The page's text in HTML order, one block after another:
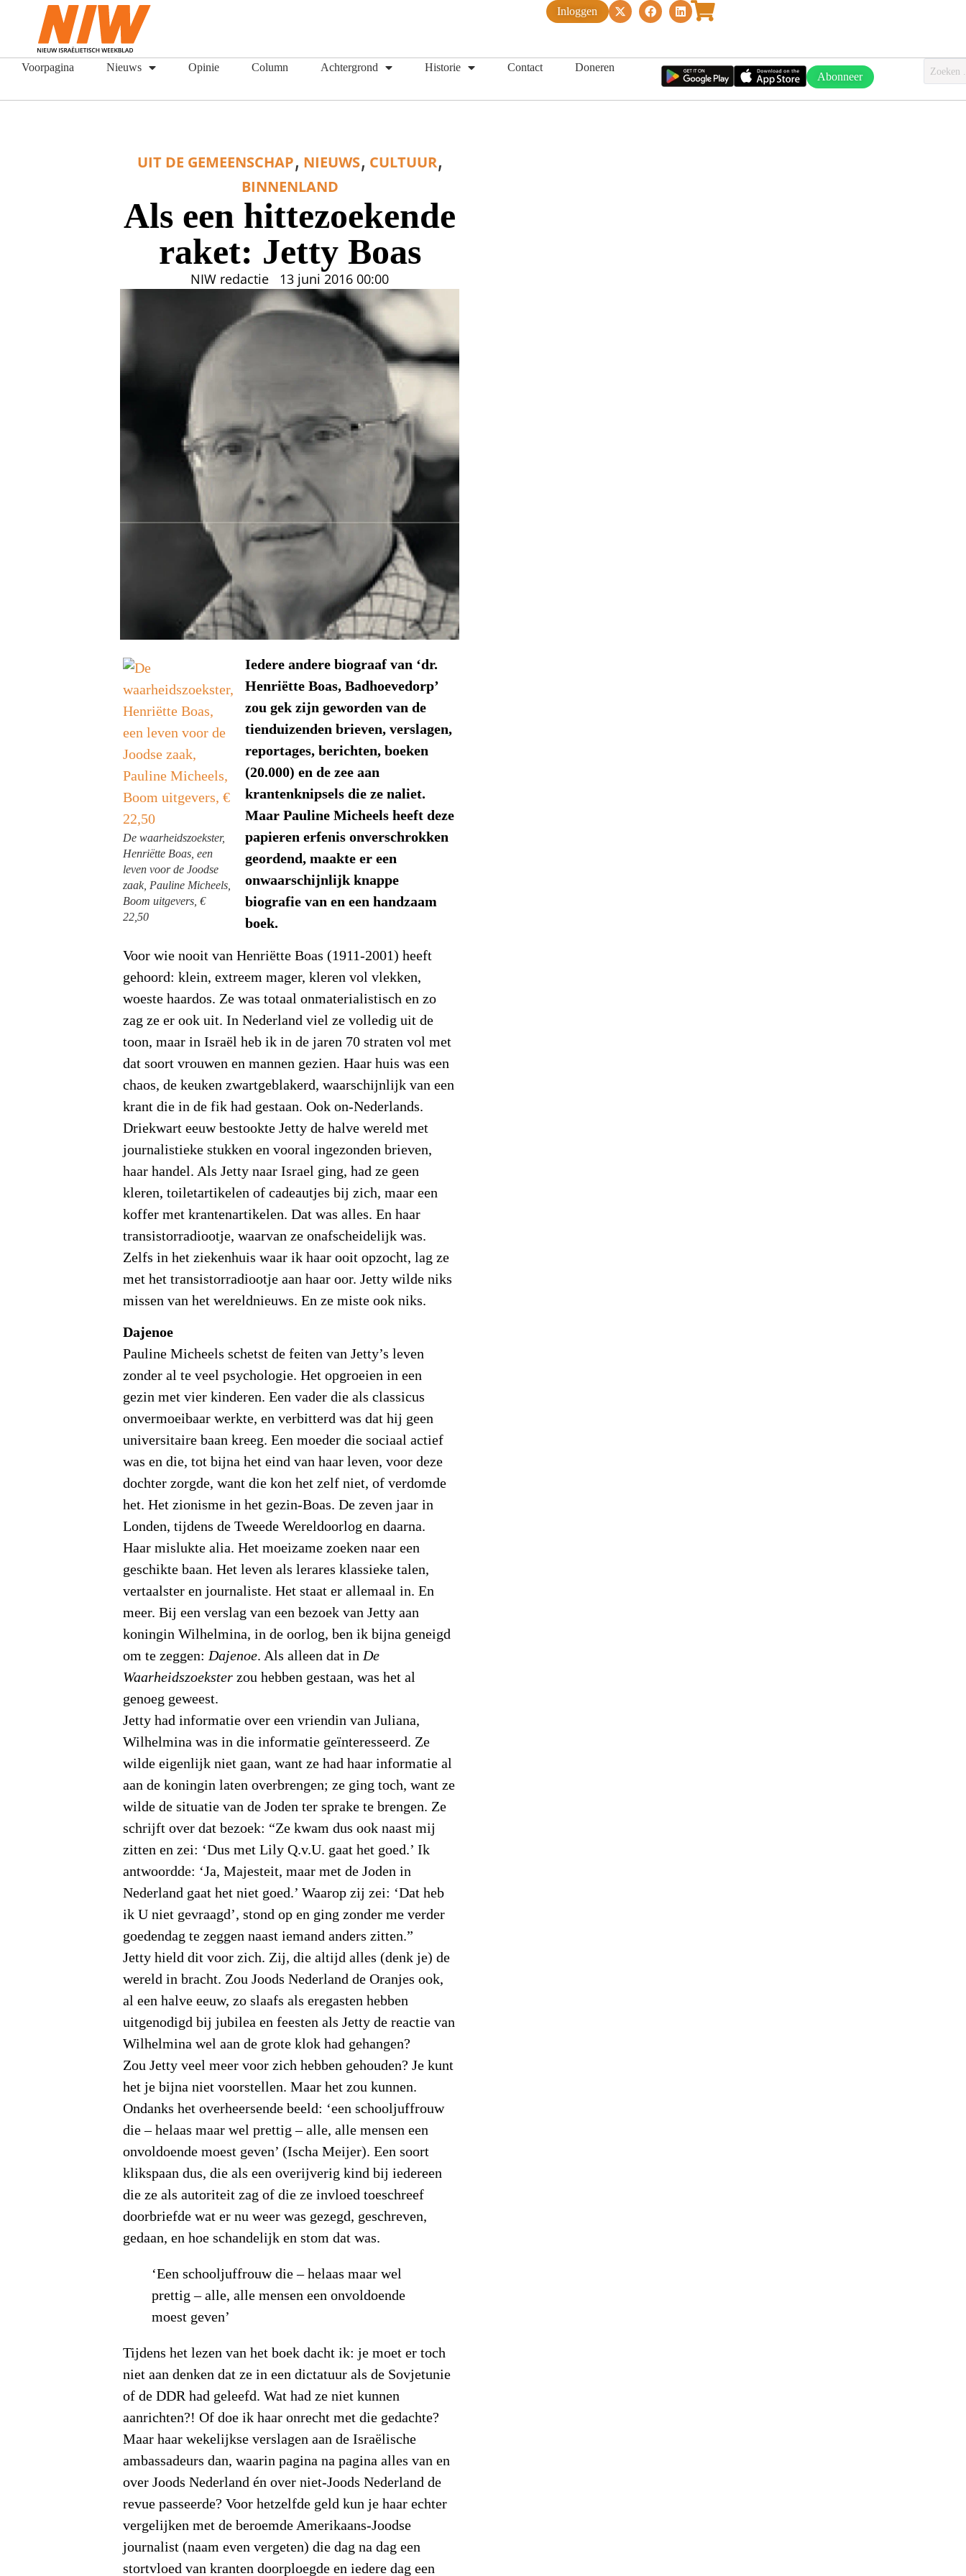
Inloggen
Voorpagina Nieuws Opinie Column Achtergrond Historie Contact Doneren
Abonneer
UIT DE GEMEENSCHAP, NIEUWS, CULTUUR,
BINNENLAND
Als een hittezoekende
raket: Jetty Boas
NIW redactie 13 juni 2016 00:00
De waarheidszoekster,
Henriëtte Boas, een
leven voor de Joodse
zaak, Pauline Micheels,
Boom uitgevers, €
22,50
Iedere andere biograaf van ‘dr.
Henriëtte Boas, Badhoevedorp’
zou gek zijn geworden van de
tienduizenden brieven, verslagen,
reportages, berichten, boeken
(20.000) en de zee aan
krantenknipsels die ze naliet.
Maar Pauline Micheels heeft deze
papieren erfenis onverschrokken
geordend, maakte er een
onwaarschijnlijk knappe
biografie van en een handzaam
boek.
Voor wie nooit van Henriëtte Boas (1911-2001) heeft
gehoord: klein, extreem mager, kleren vol vlekken,
woeste haardos. Ze was totaal onmaterialistisch en zo
zag ze er ook uit. In Nederland viel ze volledig uit de
toon, maar in Israël heb ik in de jaren 70 straten vol met
dat soort vrouwen en mannen gezien. Haar huis was een
chaos, de keuken zwartgeblakerd, waarschijnlijk van een
krant die in de fik had gestaan. Ook on-Nederlands.
Driekwart eeuw bestookte Jetty de halve wereld met
journalistieke stukken en vooral ingezonden brieven,
haar handel. Als Jetty naar Israel ging, had ze geen
kleren, toiletartikelen of cadeautjes bij zich, maar een
koffer met krantenartikelen. Dat was alles. En haar
transistorradiootje, waarvan ze onafscheidelijk was.
Zelfs in het ziekenhuis waar ik haar ooit opzocht, lag ze
met het transistorradiootje aan haar oor. Jetty wilde niks
missen van het wereldnieuws. En ze miste ook niks.
Dajenoe
Pauline Micheels schetst de feiten van Jetty’s leven
zonder al te veel psychologie. Het opgroeien in een
gezin met vier kinderen. Een vader die als classicus
onvermoeibaar werkte, en verbitterd was dat hij geen
universitaire baan kreeg. Een moeder die sociaal actief
was en die, tot bijna het eind van haar leven, voor deze
dochter zorgde, want die kon het zelf niet, of verdomde
het. Het zionisme in het gezin-Boas. De zeven jaar in
Londen, tijdens de Tweede Wereldoorlog en daarna.
Haar mislukte alia. Het moeizame zoeken naar een
geschikte baan. Het leven als lerares klassieke talen,
vertaalster en journaliste. Het staat er allemaal in. En
meer. Bij een verslag van een bezoek van Jetty aan
koningin Wilhelmina, in de oorlog, ben ik bijna geneigd
om te zeggen:Dajenoe. Als alleen dat inDe
Waarheidszoekster zou hebben gestaan, was het al
genoeg geweest.
Jetty had informatie over een vriendin van Juliana,
Wilhelmina was in die informatie geïnteresseerd. Ze
wilde eigenlijk niet gaan, want ze had haar informatie al
aan de koningin laten overbrengen; ze ging toch, want ze
wilde de situatie van de Joden ter sprake te brengen. Ze
schrijft over dat bezoek: “Ze kwam dus ook naast mij
zitten en zei: ‘Dus met Lily Q.v.U. gaat het goed.’ Ik
antwoordde: ‘Ja, Majesteit, maar met de Joden in
Nederland gaat het niet goed.’ Waarop zij zei: ‘Dat heb
ik U niet gevraagd’, stond op en ging zonder me verder
goedendag te zeggen naast iemand anders zitten.”
Jetty hield dit voor zich. Zij, die altijd alles (denk je) de
wereld in bracht. Zou Joods Nederland de Oranjes ook,
al een halve eeuw, zo slaafs als eregasten hebben
uitgenodigd bij jubilea en feesten als Jetty de reactie van
Wilhelmina wel aan de grote klok had gehangen?
Zou Jetty veel meer voor zich hebben gehouden? Je kunt
het je bijna niet voorstellen. Maar het zou kunnen.
Ondanks het overheersende beeld: ‘een schooljuffrouw
die – helaas maar wel prettig – alle, alle mensen een
onvoldoende moest geven’ (Ischa Meijer). Een soort
klikspaan dus, die als een overijverig kind bij iedereen
die ze als autoriteit zag of die ze invloed toeschreef
doorbriefde wat er nu weer was gezegd, geschreven,
gedaan, en hoe schandelijk en stom dat was.
‘Een schooljuffrouw die – helaas maar wel
prettig – alle, alle mensen een onvoldoende
moest geven’
Tijdens het lezen van het boek dacht ik: je moet er toch
niet aan denken dat ze in een dictatuur als de Sovjetunie
of de DDR had geleefd. Wat had ze niet kunnen
aanrichten?! Of doe ik haar onrecht met die gedachte?
Maar haar wekelijkse verslagen aan de Israëlische
ambassadeurs dan, waarin pagina na pagina alles van en
over Joods Nederland én over niet-Joods Nederland de
revue passeerde? Voor hetzelfde geld kun je haar echter
vergelijken met de beroemde Amerikaans-Joodse
journalist (naam even vergeten) die dag na dag een
stortvloed van kranten doorploegde en iedere dag een